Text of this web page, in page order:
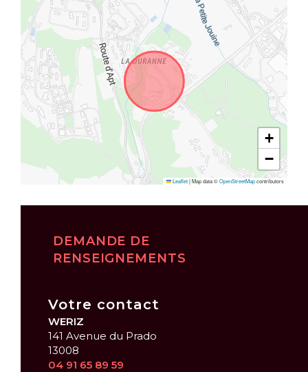
+
−
Leaflet|Map data ©OpenStreetMapcontributors
DEMANDE DE
RENSEIGNEMENTS
Votre contact
WERIZ
141 Avenue du Prado
13008
04 91 65 89 59